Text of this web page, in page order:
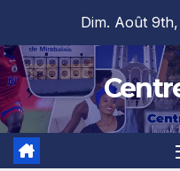
content
Dim. Août